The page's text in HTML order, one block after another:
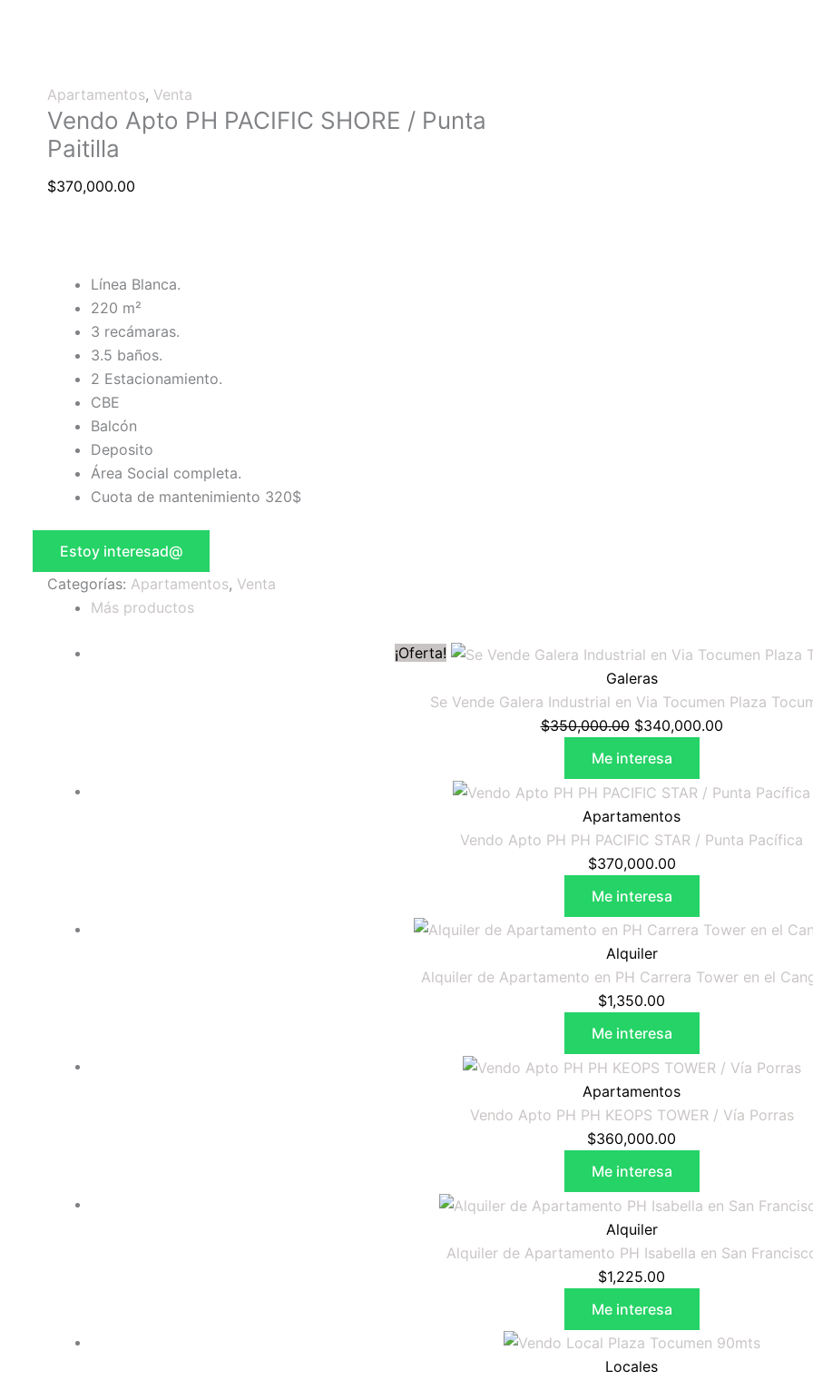
Apartamentos, Venta
Vendo Apto PH PACIFIC SHORE / Punta
Paitilla
$370,000.00
Línea Blanca.
220 m²
3 recámaras.
3.5 baños.
2 Estacionamiento.
CBE
Balcón
Deposito
Área Social completa.
Cuota de mantenimiento 320$
Estoy interesad@
Categorías: Apartamentos, Venta
Más productos
¡Oferta!
Galeras
Se Vende Galera Industrial en Via Tocumen Plaza
$350,000.00 $340,000.00
Me interesa
Apartamentos
Vendo Apto PH PH PACIFIC STAR / Punta Pacífica
$370,000.00
Me interesa
Alquiler
Alquiler de Apartamento en PH Carrera Tower en el
$1,350.00
Me interesa
Apartamentos
Vendo Apto PH PH KEOPS TOWER / Vía Porras
$360,000.00
Me interesa
Alquiler
Alquiler de Apartamento PH Isabella en San
$1,225.00
Me interesa
Locales